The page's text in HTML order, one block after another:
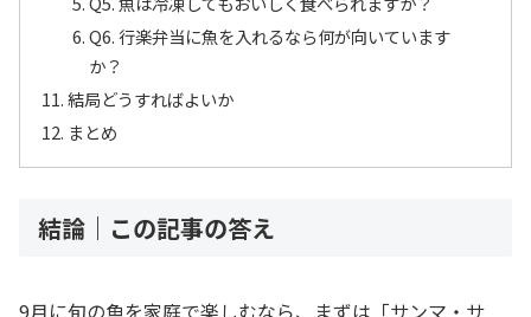
Q6. 行楽弁当に魚を入れるなら何が向いています
か？
結局どうすればよいか
まとめ
結論｜この記事の答え
9月に旬の魚を家庭で楽しむなら、まずは「サンマ・サ